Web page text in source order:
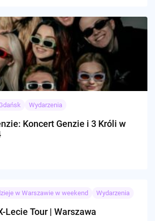
Wydarzenia
Koncert Genzie i 3 Króli w
w Warszawie w weekend Wydarzenia
Lecie Tour | Warszawa